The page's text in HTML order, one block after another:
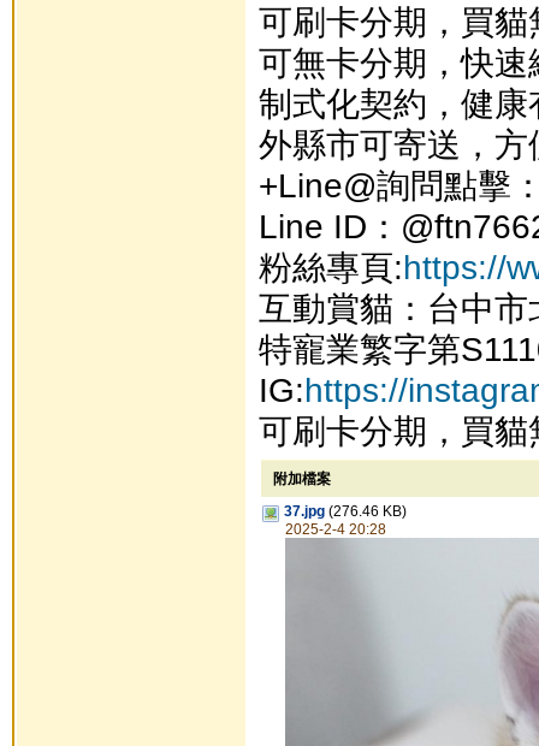
可刷卡分期，買貓
可無卡分期，快速
制式化契約，健康
外縣市可寄送，
+Line@詢問點擊
Line ID：
粉絲專頁:https://
互動賞貓：台中
特寵業繁字第
IG:https://
可刷卡分期，買貓
附加檔案
37.jpg (276.46 KB)
2025-2-4 20:28